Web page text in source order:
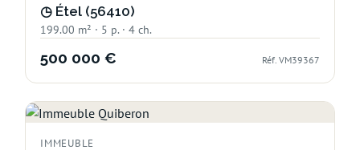
◷ Étel (56410)
199.00 m² · 5 p. · 4 ch.
500 000 € Réf. VM39367
IMMEUBLE